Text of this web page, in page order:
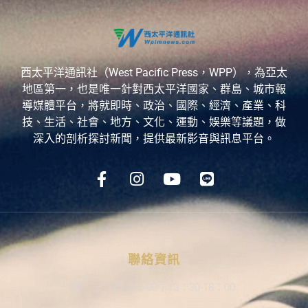
西太平洋通訊社（West Pacific Press，WPP），為亞太
地區第一，也是唯一針對西太平洋國家、群島、城市報
導媒體平台，將就即時、政治、國際、經濟、產業、科
技、生活、社會、地方、文化、運動、娛樂等議題，做
深入的剖析探討新聞，提供最新影音與訊息平台。
聯絡資訊
9：30-12：00；13：30-18：00